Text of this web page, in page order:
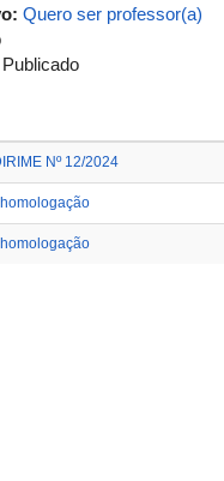
Quero ser professor(a)
Publicado
Nº 12/2024